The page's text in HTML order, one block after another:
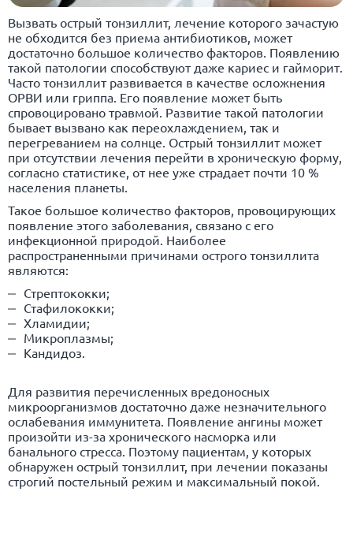
Вызвать острый тонзиллит, лечение которого зачастую
не обходится без приема антибиотиков, может
достаточно большое количество факторов. Появлению
такой патологии способствуют даже кариес и гайморит.
Часто тонзиллит развивается в качестве осложнения
ОРВИ или гриппа. Его появление может быть
спровоцировано травмой. Развитие такой патологии
бывает вызвано как переохлаждением, так и
перегреванием на солнце. Острый тонзиллит может
при отсутствии лечения перейти в хроническую форму,
согласно статистике, от нее уже страдает почти 10 %
населения планеты.
Такое большое количество факторов, провоцирующих
появление этого заболевания, связано с его
инфекционной природой. Наиболее
распространенными причинами острого тонзиллита
являются:
Стрептококки;
Стафилококки;
Хламидии;
Микроплазмы;
Кандидоз.
Для развития перечисленных вредоносных
микроорганизмов достаточно даже незначительного
ослабевания иммунитета. Появление ангины может
произойти из-за хронического насморка или
банального стресса. Поэтому пациентам, у которых
обнаружен острый тонзиллит, при лечении показаны
строгий постельный режим и максимальный покой.